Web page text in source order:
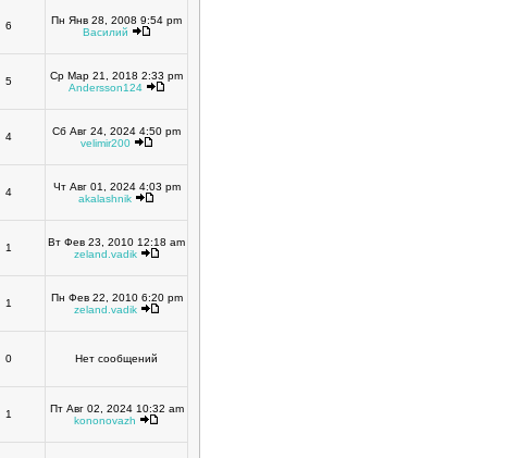
6
Пн Янв 28, 2008 9:54 pm
Василий
5
Ср Мар 21, 2018 2:33 pm
Andersson124
4
Сб Авг 24, 2024 4:50 pm
velimir200
4
Чт Авг 01, 2024 4:03 pm
akalashnik
1
Вт Фев 23, 2010 12:18 am
zeland.vadik
1
Пн Фев 22, 2010 6:20 pm
zeland.vadik
0 Нет сообщений
1
Пт Авг 02, 2024 10:32 am
kononovazh